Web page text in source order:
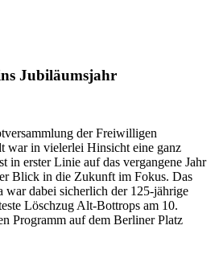
Jubiläumsjahr
der Freiwilligen
war in vielerlei Hinsicht eine ganz
in erster Linie auf das vergangene Jahr
Blick in die Zukunft im Fokus. Das
war dabei sicherlich der 125-jährige
Löschzug Alt-Bottrops am 10.
Programm auf dem Berliner Platz